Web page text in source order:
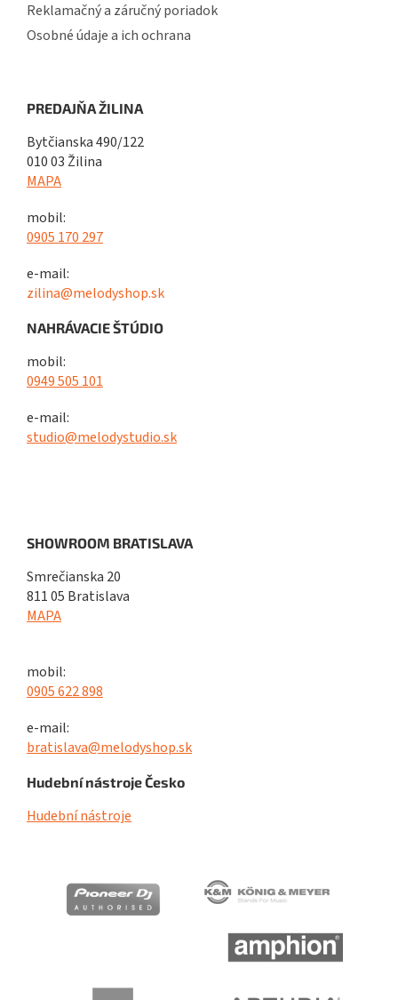
Reklamačný a záručný poriadok
Osobné údaje a ich ochrana
PREDAJŇA ŽILINA
Bytčianska 490/122
010 03 Žilina
MAPA
mobil:
0905 170 297
e-mail:
zilina@melodyshop.sk
NAHRÁVACIE ŠTÚDIO
mobil:
0949 505 101
e-mail:
studio@melodystudio.sk
SHOWROOM BRATISLAVA
Smrečianska 20
811 05 Bratislava
MAPA
mobil:
0905 622 898
e-mail:
bratislava@melodyshop.sk
Hudební nástroje Česko
Hudební nástroje